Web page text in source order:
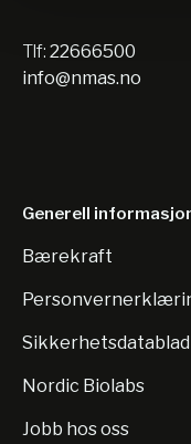
Tlf: 22666500
info@nmas.no
Generell
Bærekraft
Sikkerhetsdatablad
Nordic Biolabs
Jobb hos oss